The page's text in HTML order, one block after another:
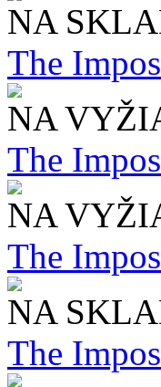
NA
The
NA
The
NA
The
NA
The